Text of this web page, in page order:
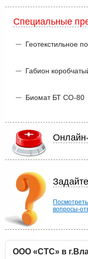
Специальные
Геотекстильное
Габион
Биомат БТ СО-80
вопросы-
ООО «СТС» в